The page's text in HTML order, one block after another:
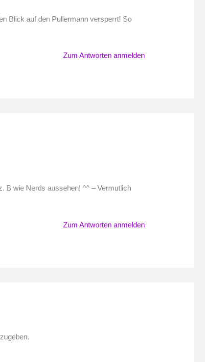
Blick auf den Pullermann versperrt! So
Zum Antworten anmelden
B wie Nerds aussehen! ^^ – Vermutlich
Zum Antworten anmelden